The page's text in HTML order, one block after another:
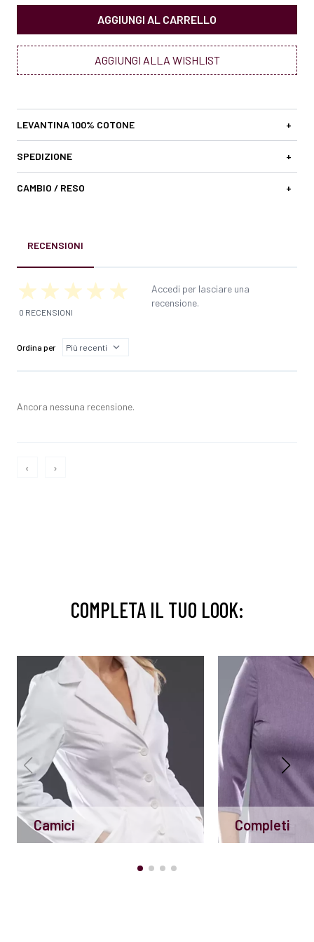
AGGIUNGI AL CARRELLO
AGGIUNGI ALLA WISHLIST
LEVANTINA 100% COTONE +
SPEDIZIONE +
CAMBIO / RESO +
RECENSIONI
0 RECENSIONI
Accedi per lasciare una
recensione.
Ordina per
Ancora nessuna recensione.
‹ ›
COMPLETA IL TUO LOOK:
Camici Completi